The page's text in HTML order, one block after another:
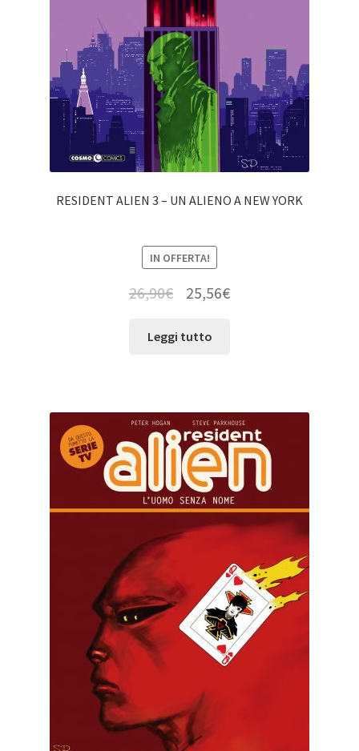
RESIDENT ALIEN 3 – UN ALIENO A NEW YORK
IN OFFERTA!
26,90€ 25,56€
Leggi tutto